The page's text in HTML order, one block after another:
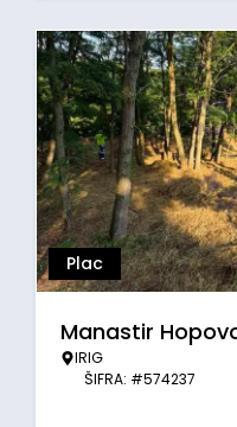
Plac
Manastir
IRIG
ŠIFRA: #574237